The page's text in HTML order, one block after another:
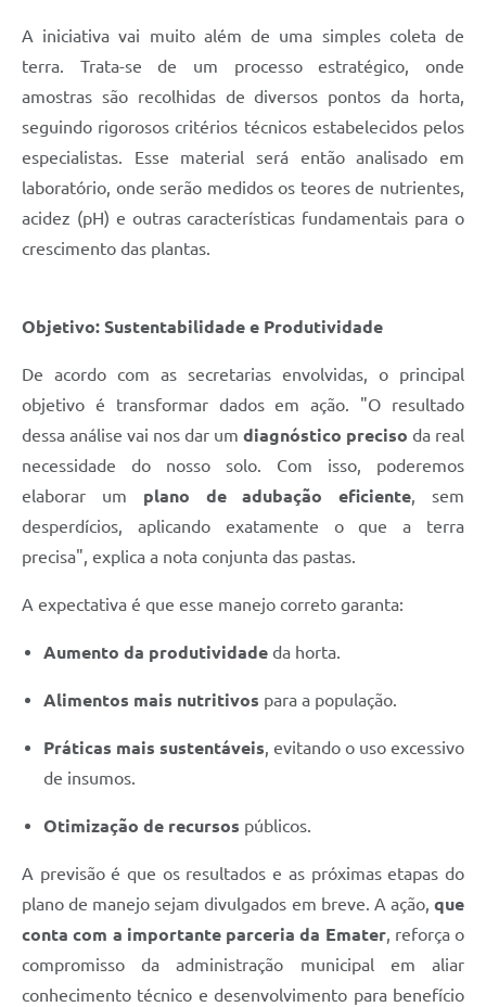
A iniciativa vai muito além de uma simples coleta de
terra. Trata-se de um processo estratégico, onde
amostras são recolhidas de diversos pontos da horta,
seguindo rigorosos critérios técnicos estabelecidos pelos
especialistas. Esse material será então analisado em
laboratório, onde serão medidos os teores de nutrientes,
acidez (pH) e outras características fundamentais para o
crescimento das plantas.
Objetivo: Sustentabilidade e Produtividade
De acordo com as secretarias envolvidas, o principal
objetivo é transformar dados em ação. "O resultado
dessa análise vai nos dar um diagnóstico preciso da real
necessidade do nosso solo. Com isso, poderemos
elaborar um plano de adubação eficiente, sem
desperdícios, aplicando exatamente o que a terra
precisa", explica a nota conjunta das pastas.
A expectativa é que esse manejo correto garanta:
Aumento da produtividade da horta.
Alimentos mais nutritivos para a população.
Práticas mais sustentáveis, evitando o uso excessivo
de insumos.
Otimização de recursos públicos.
A previsão é que os resultados e as próximas etapas do
plano de manejo sejam divulgados em breve. A ação, que
conta com a importante parceria da Emater, reforça o
compromisso da administração municipal em aliar
conhecimento técnico e desenvolvimento para benefício